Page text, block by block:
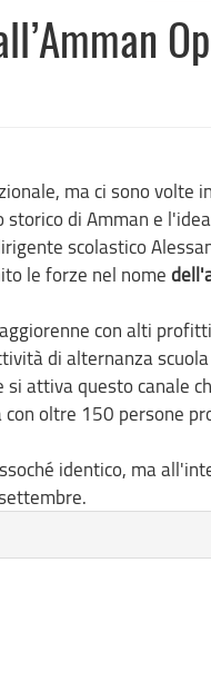
ma ci sono
storico di Amman e
scolastico
le forze nel nome
con alti
di alternanza
si attiva questo canale
oltre 150 persone
identico, ma